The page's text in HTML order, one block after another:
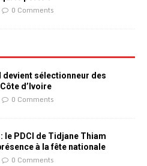
0 Comments
devient sélectionneur des
d’Ivoire
0 Comments
le PDCI de Tidjane Thiam
à la fête nationale
0 Comments